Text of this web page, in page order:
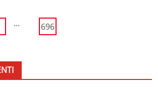
... 696